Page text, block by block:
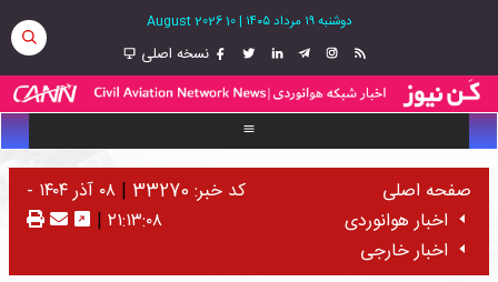
دوشنبه ۱۹ مرداد ۱۴۰۵ |
10 August 2026
نسخه اصلی
صفحه اصلی
اخبار هوانوردی
اخبار خارجی
کد خبر: 33270 |
۰۸ آذر ۱۴۰۴ -
۲۱:۱۳:۰۸ |